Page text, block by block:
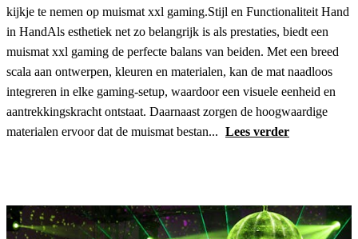
kijkje te nemen op muismat xxl gaming.Stijl en Functionaliteit Hand
in HandAls esthetiek net zo belangrijk is als prestaties, biedt een
muismat xxl gaming de perfecte balans van beiden. Met een breed
scala aan ontwerpen, kleuren en materialen, kan de mat naadloos
integreren in elke gaming-setup, waardoor een visuele eenheid en
aantrekkingskracht ontstaat. Daarnaast zorgen de hoogwaardige
materialen ervoor dat de muismat bestan... Lees verder